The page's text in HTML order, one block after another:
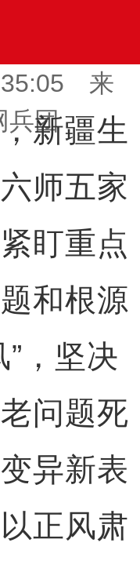
来
兵团
新疆生
师五家
盯重点
和根源
”，坚决
问题死
异新表
正风肃